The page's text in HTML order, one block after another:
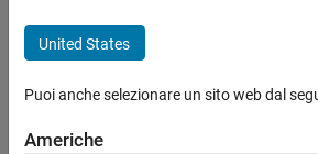
United States
Puoi anche selezionare un sito web dal
Americhe